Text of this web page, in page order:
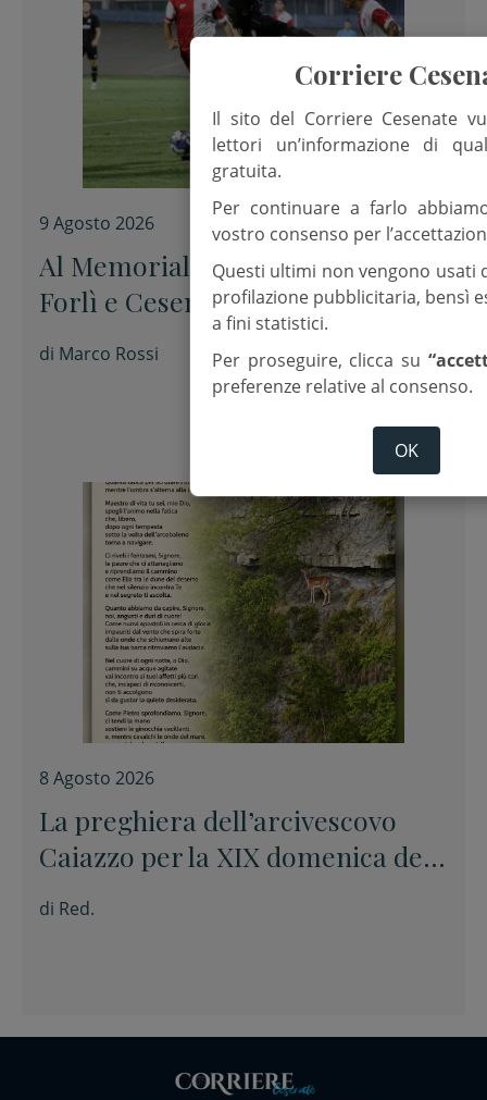
9 Agosto 2026
Al Memorial “Sirotti” 0-0 tra
Forlì e Cesena
di Marco Rossi
8 Agosto 2026
La preghiera dell’arcivescovo
Caiazzo per la XIX domenica del
Tempo ordinario
di Red.
Corriere
Il sito del Corriere Cesenate
lettori un’informazione di
gratuita.
Per continuare a farlo
vostro consenso per
Questi ultimi non vengono usati
profilazione pubblicitaria, bensì
a fini statistici.
Per proseguire, clicca su
preferenze relative al consenso.
OK